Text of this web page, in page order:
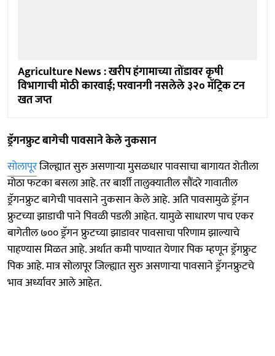
Agriculture News : खरीप हंगामाच्या तोंडावर कृषी
विभागाची मोठी कारवाई; परवानगी नसलेले ३२० मॅट्रिक टन
खत जप्त
ड्रॅगनफ्रुट बागेची पावसाने केले नुकसान
सोलापूरजिल्ह्यात सुरु असणाऱ्या मुसळधार पावसाचा बागायत शेतीला
मोठा फटका बसला आहे. तर बार्शी तालुक्यातील सौंदरे गावातील
ड्रॅगनफ्रुट बागेची पावसाने नुकसान केले आहे. अति पावसामुळे ड्रॅगन
फ्रुटच्या झाडाची पाने पिवळी पडली आहेत. यामुळे साधारण पाच एकर
बागेतील ७०० ड्रॅगन फ्रुटच्या झाडावर पावसाचा परिणाम झाल्याचे
पाहण्यास मिळत आहे. अर्थात कमी पाण्यात येणार पिक म्हणून ड्रॅगफ्रुट
पिक आहे. मात्र सोलापूर जिल्ह्यात सुरु असणाऱ्या पावसाने ड्रॅगनफ्रुटचे
भाव अर्ध्यावर आले आहेत.